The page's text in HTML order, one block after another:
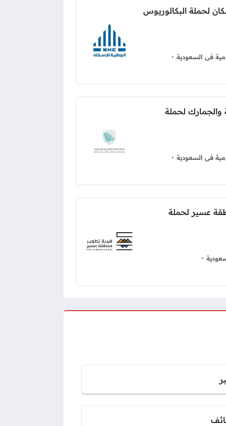
لحملة البكالوريوس
فى السعودية
والجمارك لحملة
فى السعودية
عسير لحملة